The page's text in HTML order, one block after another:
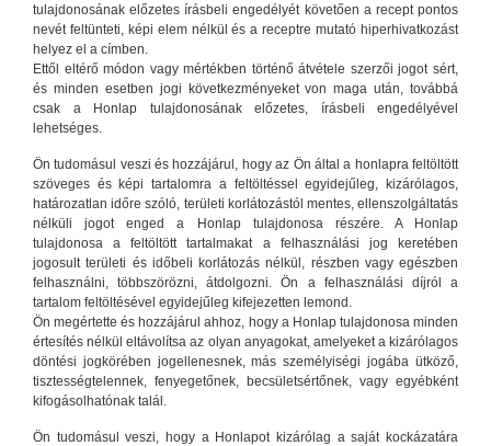
tulajdonosának előzetes írásbeli engedélyét követően a recept pontos
nevét feltünteti, képi elem nélkül és a receptre mutató hiperhivatkozást
helyez el a címben.
Ettől eltérő módon vagy mértékben történő átvétele szerzői jogot sért,
és minden esetben jogi következményeket von maga után, továbbá
csak a Honlap tulajdonosának előzetes, írásbeli engedélyével
lehetséges.
Ön tudomásul veszi és hozzájárul, hogy az Ön által a honlapra feltöltött
szöveges és képi tartalomra a feltöltéssel egyidejűleg, kizárólagos,
határozatlan időre szóló, területi korlátozástól mentes, ellenszolgáltatás
nélküli jogot enged a Honlap tulajdonosa részére. A Honlap
tulajdonosa a feltöltött tartalmakat a felhasználási jog keretében
jogosult területi és időbeli korlátozás nélkül, részben vagy egészben
felhasználni, többszörözni, átdolgozni. Ön a felhasználási díjról a
tartalom feltöltésével egyidejűleg kifejezetten lemond.
Ön megértette és hozzájárul ahhoz, hogy a Honlap tulajdonosa minden
értesítés nélkül eltávolítsa az olyan anyagokat, amelyeket a kizárólagos
döntési jogkörében jogellenesnek, más személyiségi jogába ütköző,
tisztességtelennek, fenyegetőnek, becsületsértőnek, vagy egyébként
kifogásolhatónak talál.
Ön tudomásul veszi, hogy a Honlapot kizárólag a saját kockázatára